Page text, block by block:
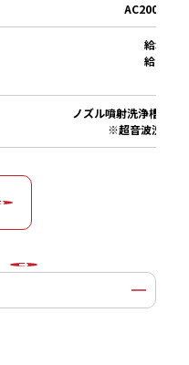
AC200V 3φ
給水：
給湯：
ノズル噴射洗浄槽を
※超音波洗浄槽